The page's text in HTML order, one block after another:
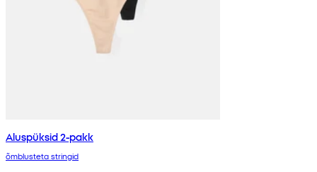
Aluspüksid 2-pakk
õmblusteta stringid